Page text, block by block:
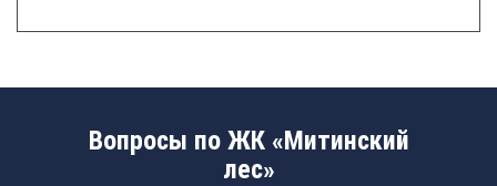
Вопросы по ЖК «Митинский
лес»